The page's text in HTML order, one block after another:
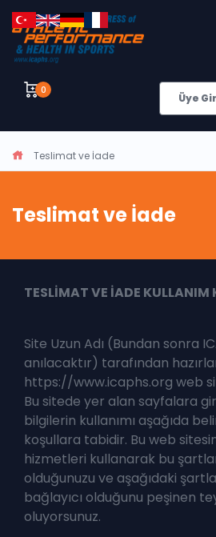
Üye
0
Teslimat ve İade
Teslimat ve İade
TESLİMAT VE İADE KULLANIM
Site Uzun Adı (Bundan sonra
anılacaktır) tarafından
https://www.icaphs.org web
Bu sitede yer alan sayfalara
bilgilerin kullanımı aşağıda
koşullara tabidir. Bu web
hizmetleri kullanarak bu
olduğunuzu ve aşağıdaki
bağlayıcı olduğunu peşinen
oluyorsunuz.